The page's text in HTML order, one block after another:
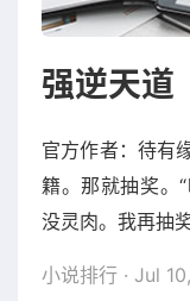
强逆天道
官方作者：待有缘之时 小说简介：我程
籍。那就抽奖。
没灵肉。我再抽
小说排行 · Jul